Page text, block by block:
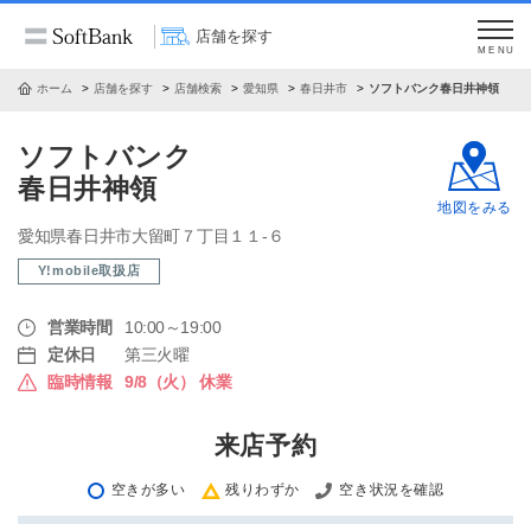
店舗を探す
MENU
ホーム 店舗を探す 店舗検索 愛知県 春日井市 ソフトバンク春日井神領
ソフトバンク
春日井神領
愛知県春日井市大留町７丁目１１‐６
Y!mobile取扱店
営業時間
10:00～19:00
定休日
第三火曜
臨時情報
9/8（火） 休業
地図をみる
来店予約
空きが多い 残りわずか 空き状況を確認